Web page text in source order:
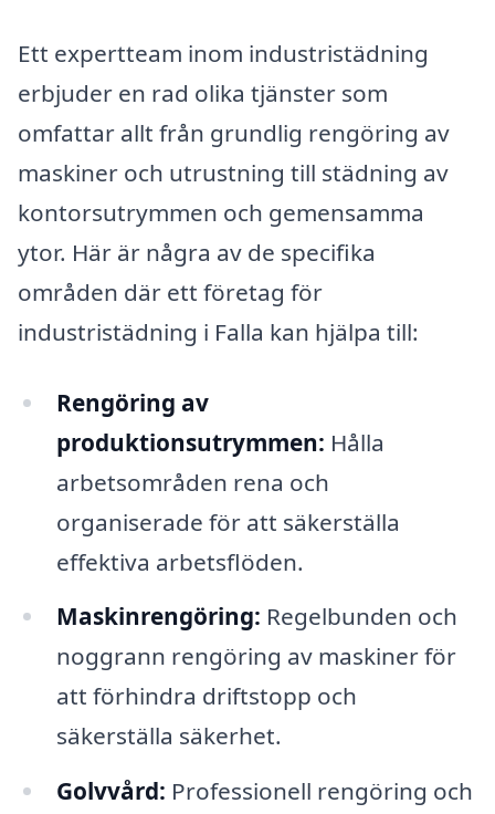
Ett expertteam inom industristädning
erbjuder en rad olika tjänster som
omfattar allt från grundlig rengöring av
maskiner och utrustning till städning av
kontorsutrymmen och gemensamma
ytor. Här är några av de specifika
områden där ett företag för
industristädning i Falla kan hjälpa till:
Rengöring av
produktionsutrymmen: Hålla
arbetsområden rena och
organiserade för att säkerställa
effektiva arbetsflöden.
Maskinrengöring: Regelbunden och
noggrann rengöring av maskiner för
att förhindra driftstopp och
säkerställa säkerhet.
Golvvård: Professionell rengöring och